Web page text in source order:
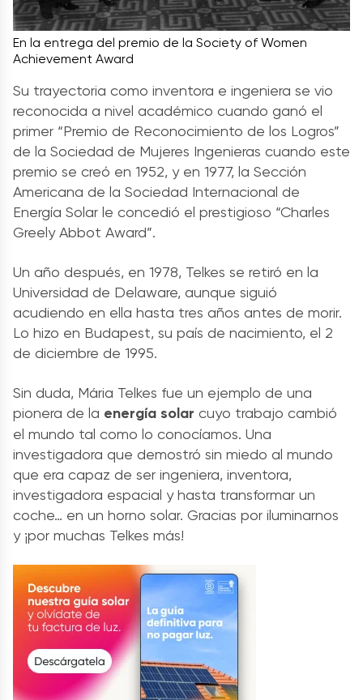
En la entrega del premio de la Society of Women
Achievement Award
Su trayectoria como inventora e ingeniera se vio
reconocida a nivel académico cuando ganó el
primer “Premio de Reconocimiento de los Logros”
de la Sociedad de Mujeres Ingenieras cuando este
premio se creó en 1952, y en 1977, la Sección
Americana de la Sociedad Internacional de
Energía Solar le concedió el prestigioso “Charles
Greely Abbot Award”.
Un año después, en 1978, Telkes se retiró en la
Universidad de Delaware, aunque siguió
acudiendo en ella hasta tres años antes de morir.
Lo hizo en Budapest, su país de nacimiento, el 2
de diciembre de 1995.
Sin duda, Mária Telkes fue un ejemplo de una
pionera de la energía solar cuyo trabajo cambió
el mundo tal como lo conocíamos. Una
investigadora que demostró sin miedo al mundo
que era capaz de ser ingeniera, inventora,
investigadora espacial y hasta transformar un
coche… en un horno solar. Gracias por iluminarnos
y ¡por muchas Telkes más!